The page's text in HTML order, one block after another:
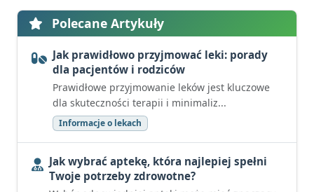
Polecane Artykuły
Jak prawidłowo przyjmować leki: porady
dla pacjentów i rodziców
Prawidłowe przyjmowanie leków jest kluczowe
dla skuteczności terapii i minimaliz...
Informacje o lekach
Jak wybrać aptekę, która najlepiej spełni
Twoje potrzeby zdrowotne?